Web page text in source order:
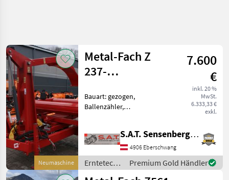
Neumaschine
Metal-Fach Z
237-
NEU
7.600
€
inkl. 20 %
MwSt.
6.333,33 €
exkl.
Bauart: gezogen,
Ballenzähler,
Ballenwickelmaschine Z
237 - mit Ladearm - für
Folien von 500 und 750 mm
- Gewicht ca 950 kg -
S.A.T. Sensenberger Agrar-Technik
4906 Eberschwang
Erntetechnik
Grünland /
Premium Gold Händler